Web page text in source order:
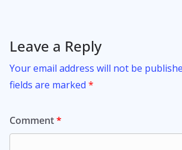
Leave a Reply
Your email address will not be
fields are marked *
Comment*